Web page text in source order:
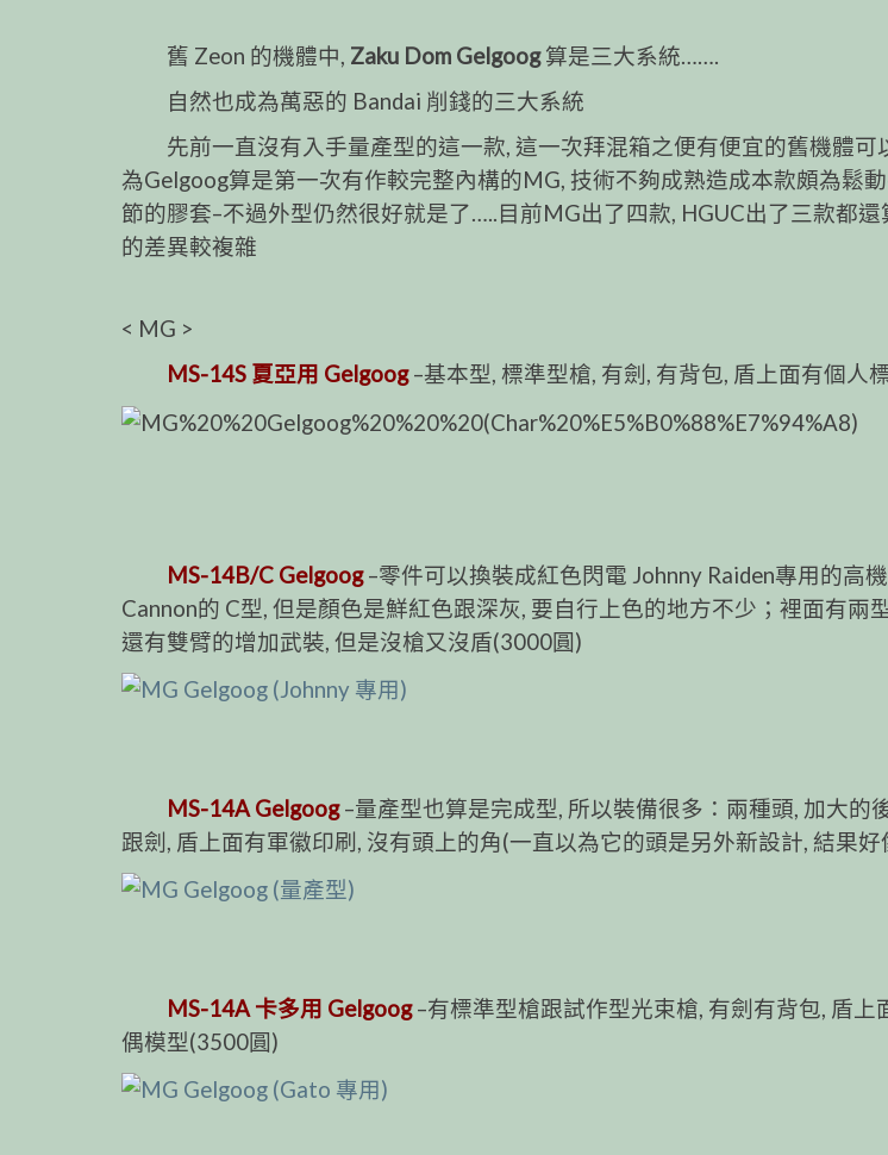
舊 Zeon 的機體中, Zaku Dom Gelgoog算是三大系統…….
自然也成為萬惡的 Bandai 削錢的三大系統
先前一直沒有入手量產型的這一款, 這一次拜混箱之便有便宜的舊機體可
為Gelgoog算是第一次有作較完整內構的MG, 技術不夠成熟造成本款頗為鬆
節的膠套–不過外型仍然很好就是了…..目前MG出了四款, HGUC出了三款都
的差異較複雜
< MG >
MS-14S 夏亞用 Gelgoog–基本型, 標準型槍, 有劍, 有背包, 盾上面有個人
MS-14B/C Gelgoog –零件可以換裝成紅色閃電 Johnny Raiden專用的高
Cannon的 C型, 但是顏色是鮮紅色跟深灰, 要自行上色的地方不少；裡面有兩
還有雙臂的增加武裝, 但是沒槍又沒盾(3000圓)
MS-14A Gelgoog–量產型也算是完成型, 所以裝備很多：兩種頭, 加大的
跟劍, 盾上面有軍徽印刷, 沒有頭上的角(一直以為它的頭是另外新設計, 結果
MS-14A 卡多用 Gelgoog–有標準型槍跟試作型光束槍, 有劍有背包, 盾上
偶模型(3500圓)